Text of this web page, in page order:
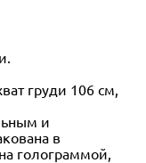
груди 106 см,
и
в
голограммой,